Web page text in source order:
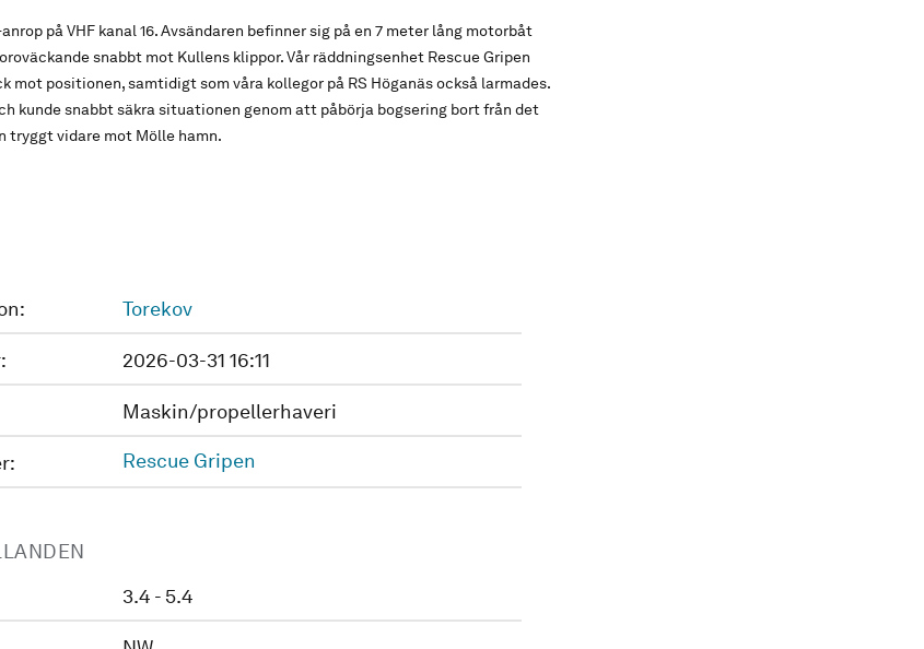
på VHF kanal 16. Avsändaren befinner sig på en 7 meter lång motorbåt
snabbt mot Kullens klippor. Vår räddningsenhet Rescue Gripen
mot positionen, samtidigt som våra kollegor på RS Höganäs också larmades.
kunde snabbt säkra situationen genom att påbörja bogsering bort från det
tryggt vidare mot Mölle hamn.
Torekov
2026-03-31 16:11
Maskin/propellerhaveri
Rescue Gripen
3.4 - 5.4